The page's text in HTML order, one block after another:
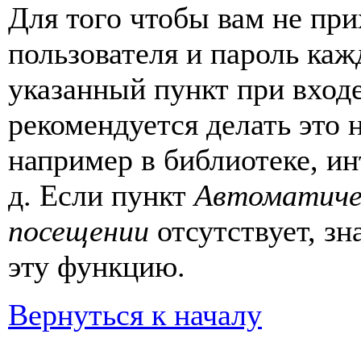
Для того чтобы вам не
пользователя и пароль
указанный пункт при
рекомендуется делать
например в библиотеке,
д. Если пункт
посещении отсутствует,
эту функцию.
Вернуться к началу